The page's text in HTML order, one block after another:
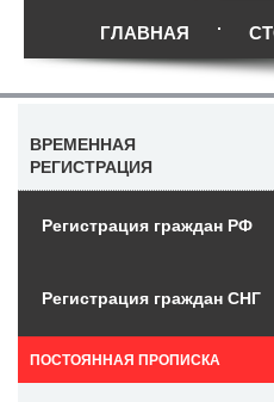
ГЛАВНАЯ
ВРЕМЕННАЯ
РЕГИСТРАЦИЯ
Регистрация граждан РФ
Регистрация граждан СНГ
ПОСТОЯННАЯ ПРОПИСКА